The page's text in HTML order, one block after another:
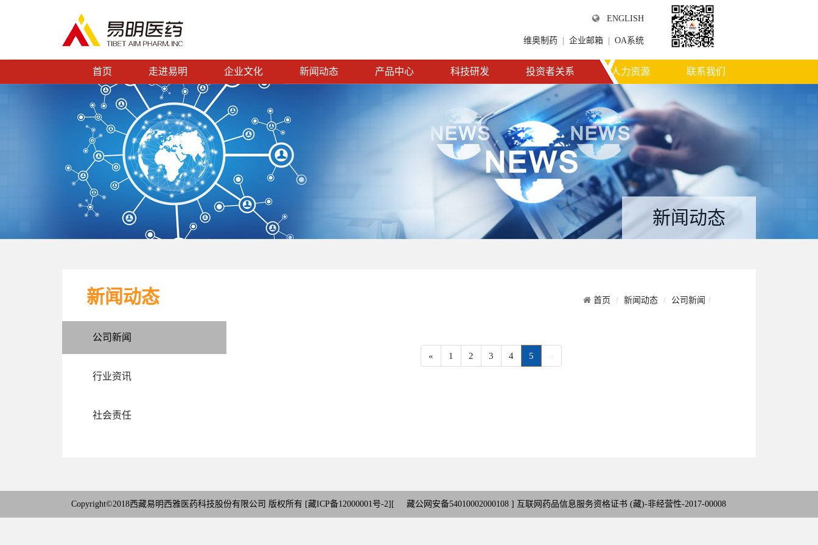
ENGLISH
维奥制药 企业邮箱 OA系统
首页 走进易明 企业文化 新闻动态 产品中心 科技研发 投资者关系 人力资源 联系我们
新闻动态
新闻动态
公司新闻
行业资讯
社会责任
首页 新闻动态 公司新闻
« 1 2 3 4 5
Copyright©2018西藏易明西雅医药科技股份有限公司 版权所有 [藏ICP备12000001号-2][ 藏公网安备54010002000108 ] 互联网药品信息服务资格证书 (藏)-非经营性-2017-00008